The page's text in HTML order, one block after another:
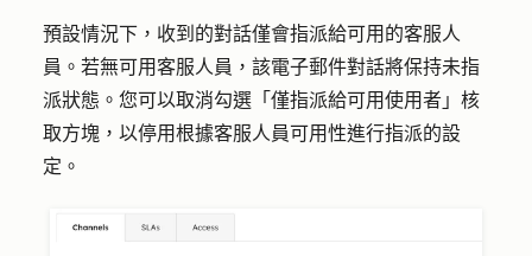
預設情況下，收到的對話僅會指派給可用的客服人
員。若無可用客服人員，該電子郵件對話將保持未指
派狀態。您可以取消勾選「 僅指派給可用使用者 」核
取方塊，以停用根據客服人員可用性進行指派的設
定。